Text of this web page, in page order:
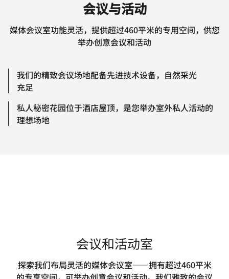
会议与活动
媒体会议室功能灵活，提供超过460平米的专用空间，供您
举办创意会议和活动
我们的精致会议场地配备先进技术设备，自然采光
充足
私人秘密花园位于酒店屋顶，是您举办室外私人活动的
理想场地
会议和活动室
探索我们布局灵活的媒体会议室——拥有超过460平米